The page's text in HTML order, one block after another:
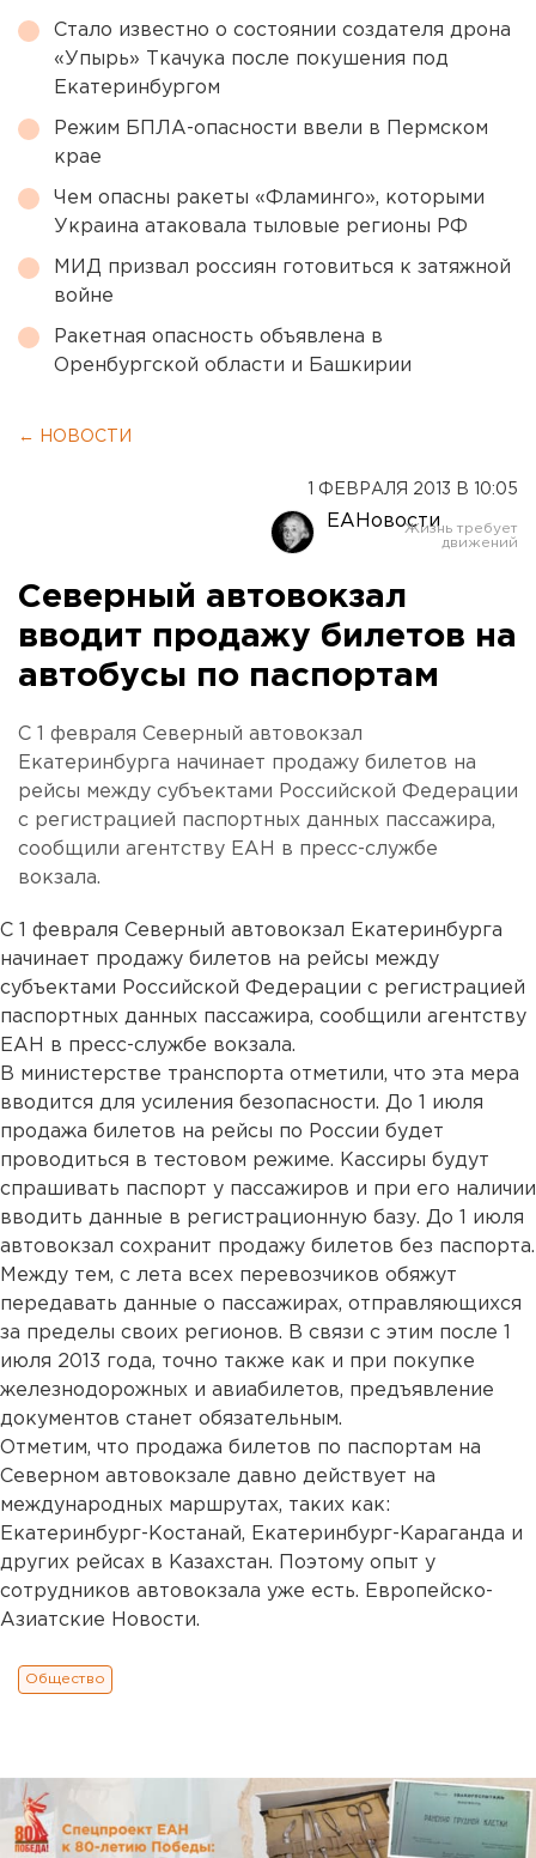
Стало известно о состоянии создателя дрона
«Упырь» Ткачука после покушения под
Екатеринбургом
Режим БПЛА-опасности ввели в Пермском
крае
Чем опасны ракеты «Фламинго», которыми
Украина атаковала тыловые регионы РФ
МИД призвал россиян готовиться к затяжной
войне
Ракетная опасность объявлена в
Оренбургской области и Башкирии
← НОВОСТИ
1 ФЕВРАЛЯ 2013 В 10:05
ЕАНовости
Северный автовокзал
вводит продажу билетов на
автобусы по паспортам
С 1 февраля Северный автовокзал
Екатеринбурга начинает продажу билетов на
рейсы между субъектами Российской Федерации
с регистрацией паспортных данных пассажира,
сообщили агентству ЕАН в пресс-службе
вокзала.
С 1 февраля Северный автовокзал Екатеринбурга
начинает продажу билетов на рейсы между
субъектами Российской Федерации с регистрацией
паспортных данных пассажира, сообщили агентству
ЕАН в пресс-службе вокзала.
В министерстве транспорта отметили, что эта мера
вводится для усиления безопасности. До 1 июля
продажа билетов на рейсы по России будет
проводиться в тестовом режиме. Кассиры будут
спрашивать паспорт у пассажиров и при его наличии
вводить данные в регистрационную базу. До 1 июля
автовокзал сохранит продажу билетов без паспорта.
Между тем, с лета всех перевозчиков обяжут
передавать данные о пассажирах, отправляющихся
за пределы своих регионов. В связи с этим после 1
июля 2013 года, точно также как и при покупке
железнодорожных и авиабилетов, предъявление
документов станет обязательным.
Отметим, что продажа билетов по паспортам на
Северном автовокзале давно действует на
международных маршрутах, таких как:
Екатеринбург-Костанай, Екатеринбург-Караганда и
других рейсах в Казахстан. Поэтому опыт у
сотрудников автовокзала уже есть. Европейско-
Азиатские Новости.
Общество